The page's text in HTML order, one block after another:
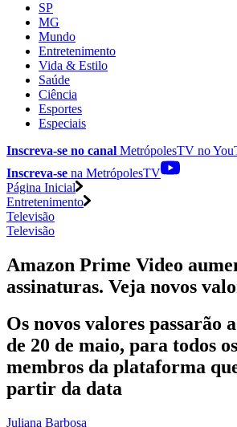
SP
MG
Mundo
Entretenimento
Vida & Estilo
Saúde
Ciência
Esportes
Especiais
Inscreva-se no canal MetrópolesTV no
Inscreva-se na MetrópolesTV
Página Inicial
Entretenimento
Televisão
Televisão
Amazon Prime Video
assinaturas. Veja novos
Os novos valores passarão
de 20 de maio, para todos
membros da plataforma
partir da data
Juliana Barbosa